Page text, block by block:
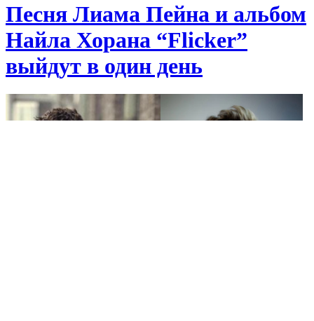
Песня Лиама Пейна и альбом
Найла Хорана “Flicker”
выйдут в один день